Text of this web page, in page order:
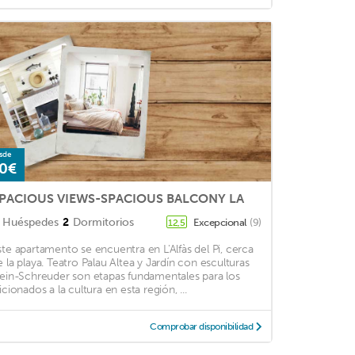
VIEWS-SPACIOUS BALCONY LA
Huéspedes 2 Dormitorios 12,5 Excepcional (9)
apartamento se encuentra en L'Alfàs del Pi, cerca
la playa. Teatro Palau Altea y Jardín con esculturas
Schreuder son etapas fundamentales para los
a la cultura en esta región, ...
Comprobar disponibilidad